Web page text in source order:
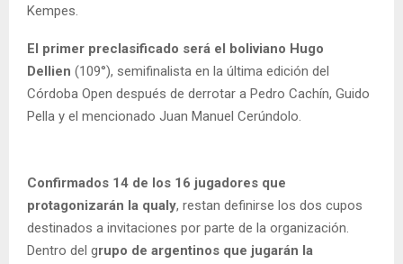
Kempes.
El primer preclasificado será el boliviano Hugo
Dellien (109°), semifinalista en la última edición del
Córdoba Open después de derrotar a Pedro Cachín, Guido
Pella y el mencionado Juan Manuel Cerúndolo.
Confirmados 14 de los 16 jugadores que
protagonizarán la qualy, restan definirse los dos cupos
destinados a invitaciones por parte de la organización.
Dentro del grupo de argentinos que jugarán la